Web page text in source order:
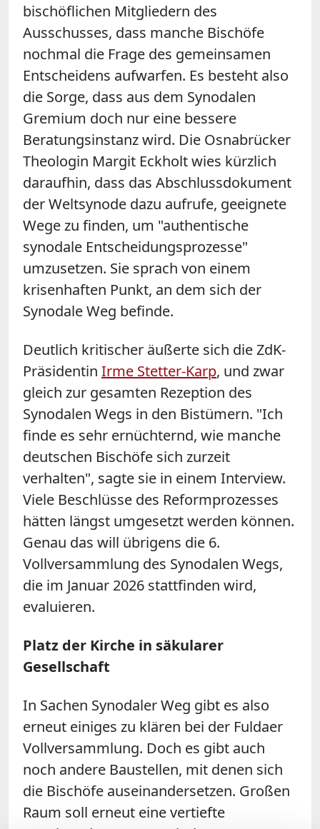
bischöflichen Mitgliedern des
Ausschusses, dass manche Bischöfe
nochmal die Frage des gemeinsamen
Entscheidens aufwarfen. Es besteht also
die Sorge, dass aus dem Synodalen
Gremium doch nur eine bessere
Beratungsinstanz wird. Die Osnabrücker
Theologin Margit Eckholt wies kürzlich
daraufhin, dass das Abschlussdokument
der Weltsynode dazu aufrufe, geeignete
Wege zu finden, um "authentische
synodale Entscheidungsprozesse"
umzusetzen. Sie sprach von einem
krisenhaften Punkt, an dem sich der
Synodale Weg befinde.
Deutlich kritischer äußerte sich die ZdK-
Präsidentin Irme Stetter-Karp, und zwar
gleich zur gesamten Rezeption des
Synodalen Wegs in den Bistümern. "Ich
finde es sehr ernüchternd, wie manche
deutschen Bischöfe sich zurzeit
verhalten", sagte sie in einem Interview.
Viele Beschlüsse des Reformprozesses
hätten längst umgesetzt werden können.
Genau das will übrigens die 6.
Vollversammlung des Synodalen Wegs,
die im Januar 2026 stattfinden wird,
evaluieren.
Platz der Kirche in säkularer
Gesellschaft
In Sachen Synodaler Weg gibt es also
erneut einiges zu klären bei der Fuldaer
Vollversammlung. Doch es gibt auch
noch andere Baustellen, mit denen sich
die Bischöfe auseinandersetzen. Großen
Raum soll erneut eine vertiefte